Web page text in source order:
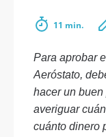
11 min.
Para aprobar
Aeróstato,
hacer un
averiguar
cuánto dinero